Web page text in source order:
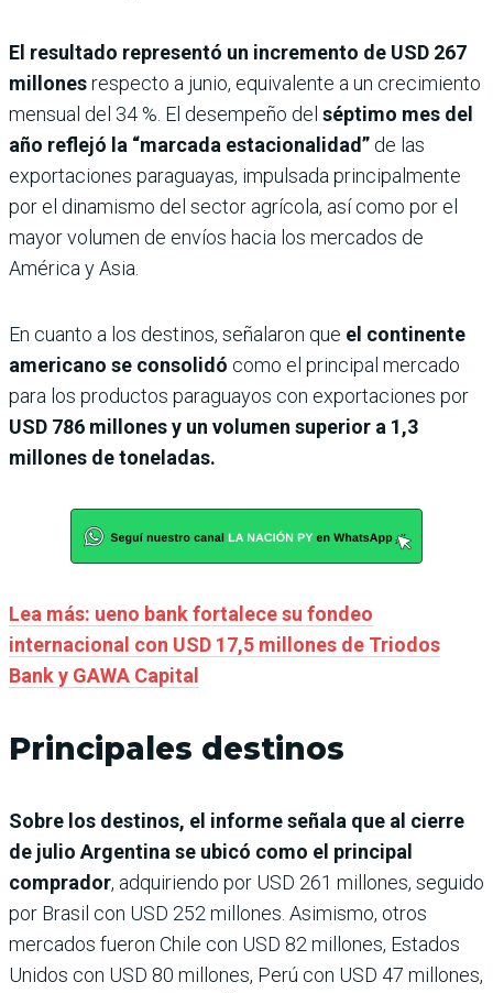
El resultado representó un incremento de USD 267
millonesrespecto a junio, equivalente a un crecimiento
mensual del 34 %. El desempeño del séptimo mes del
año reflejó la “marcada estacionalidad” de las
exportaciones paraguayas, impulsada principalmente
por el dinamismo del sector agrícola, así como por el
mayor volumen de envíos hacia los mercados de
América y Asia.
En cuanto a los destinos, señalaron que el continente
americano se consolidó como el principal mercado
para los productos paraguayos con exportaciones por
USD 786 millones y un volumen superior a 1,3
millones de toneladas.
Lea más: ueno bank fortalece su fondeo
internacional con USD 17,5 millones de Triodos
Bank y GAWA Capital
Principales destinos
Sobre los destinos, el informe señala que al cierre
de julio Argentina se ubicó como el principal
comprador, adquiriendo por USD 261 millones, seguido
por Brasil con USD 252 millones. Asimismo, otros
mercados fueron Chile con USD 82 millones, Estados
Unidos con USD 80 millones, Perú con USD 47 millones,